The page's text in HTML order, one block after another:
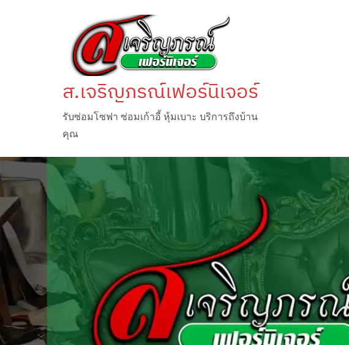
ส.เจริญภรณ์เฟอร์นิเจอร์
รับซ่อมโซฟา ซ่อมเก้าอี้ หุ้มเบาะ บริการถึงบ้าน
คุณ